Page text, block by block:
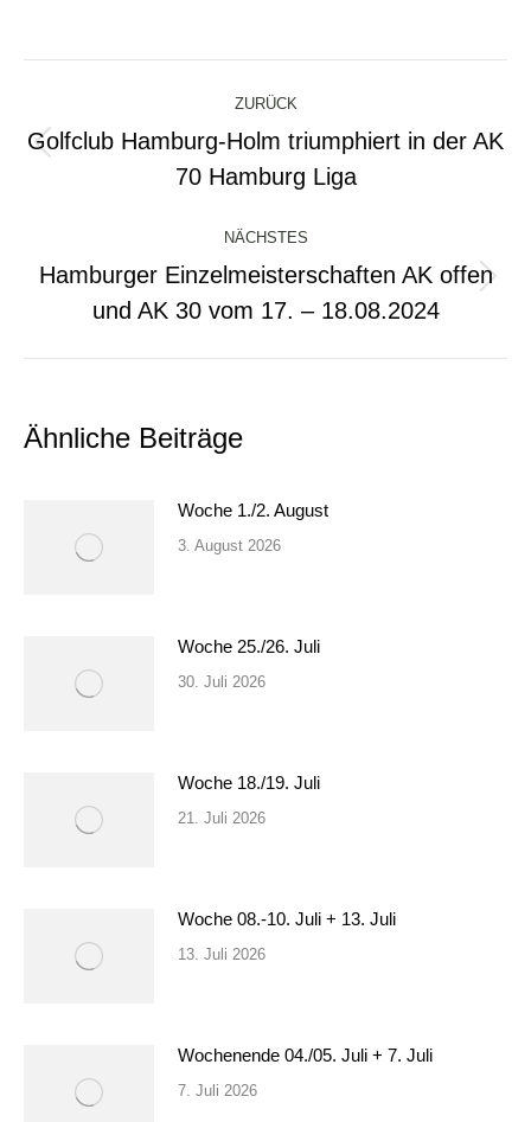
Kommentarnavigation
ZURÜCK
Vorheriger
Beitrag:
Golfclub Hamburg-Holm triumphiert in der AK
70 Hamburg Liga
NÄCHSTES
Beitrag:
Hamburger Einzelmeisterschaften AK offen
und AK 30 vom 17. – 18.08.2024
Ähnliche Beiträge
Woche 1./2. August
3. August 2026
Woche 25./26. Juli
30. Juli 2026
Woche 18./19. Juli
21. Juli 2026
Woche 08.-10. Juli + 13. Juli
13. Juli 2026
Wochenende 04./05. Juli + 7. Juli
7. Juli 2026